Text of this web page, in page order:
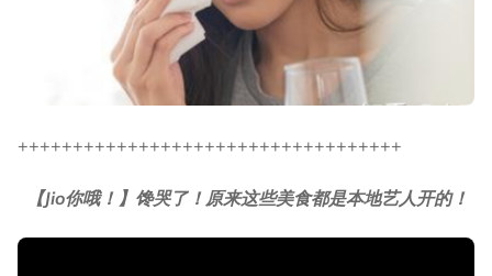
+++++++++++++++++++++++++++++++++++
【Jio你哦！】馋哭了！原来这些美食都是本地艺人开的！